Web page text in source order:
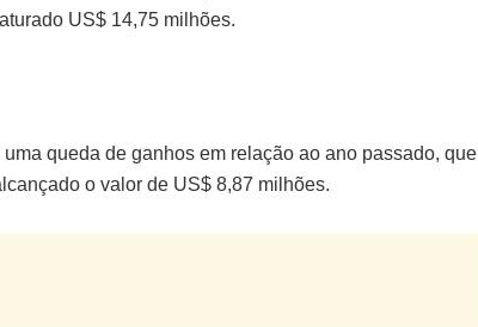
US$ 14,75 milhões.
queda de ganhos em relação ao ano passado, que
o valor de US$ 8,87 milhões.